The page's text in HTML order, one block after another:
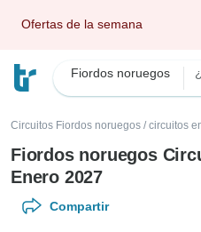
Ofertas de la semana
Fiordos noruegos
Circuitos Fiordos noruegos / circuitos
Fiordos noruegos
Enero 2027
Compartir